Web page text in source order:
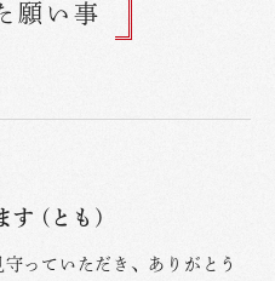
願い事
す (とも)
っていただき、ありがとう